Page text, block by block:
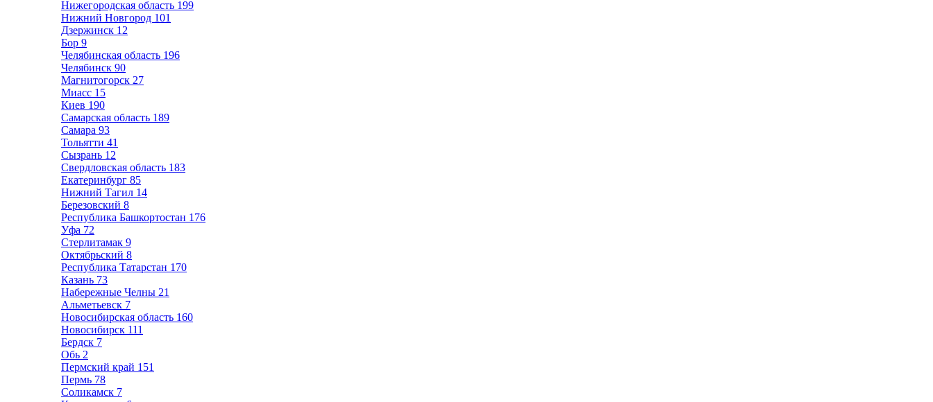
Нижегородская область 199
Нижний Новгород 101
Дзержинск 12
Бор 9
Челябинская область 196
Челябинск 90
Магнитогорск 27
Миасс 15
Киев 190
Самарская область 189
Самара 93
Тольятти 41
Сызрань 12
Свердловская область 183
Екатеринбург 85
Нижний Тагил 14
Березовский 8
Республика Башкортостан 176
Уфа 72
Стерлитамак 9
Октябрьский 8
Республика Татарстан 170
Казань 73
Набережные Челны 21
Альметьевск 7
Новосибирская область 160
Новосибирск 111
Бердск 7
Обь 2
Пермский край 151
Пермь 78
Соликамск 7